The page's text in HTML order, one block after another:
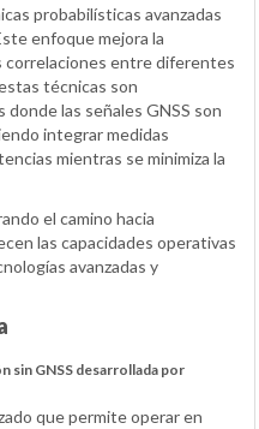
probabilísticas avanzadas
enfoque mejora la
correlaciones entre diferentes
técnicas son
las señales GNSS son
integrar medidas
mientras se minimiza la
el camino hacia
las capacidades operativas
avanzadas y
sin GNSS desarrollada por
que permite operar en